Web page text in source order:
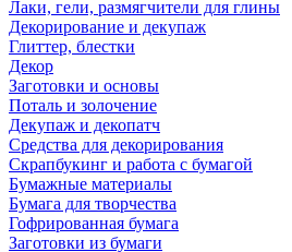
Лаки, гели, размягчители для глины
Декорирование и декупаж
Глиттер, блестки
Декор
Заготовки и основы
Поталь и золочение
Декупаж и декопатч
Средства для декорирования
Скрапбукинг и работа с бумагой
Бумажные материалы
Бумага для творчества
Гофрированная бумага
Заготовки из бумаги